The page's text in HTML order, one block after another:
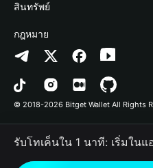
ศูนย์ช่วยเหลือ
ติดต่อเรา
ทรัพยากรข้อมูลของแบรนด์
อาชีพ
Crypto Swap API
Altcoin Season Index
Prediction Markets
DApp
RWA
Bitget Wallet Pay
ลิสต์โปรเจกต์
เทคโนโลยีความปลอดภัย
ซื้อคริปโต
การตรวจจับการอนุญาต
การตรวจจับสัญญา
การโอนเป็นชุด
สินทรัพย์
Arbitrum
Avalanche
Bitcoin
Polygon
กฎหมาย
นโยบายความเป็นส่วนตัว
ข้อตกลงในการใช้บริการ
© 2018-2026 Bitget Wallet All Rights
รับโทเค็นใน 1 นาที: เริ่มในแ